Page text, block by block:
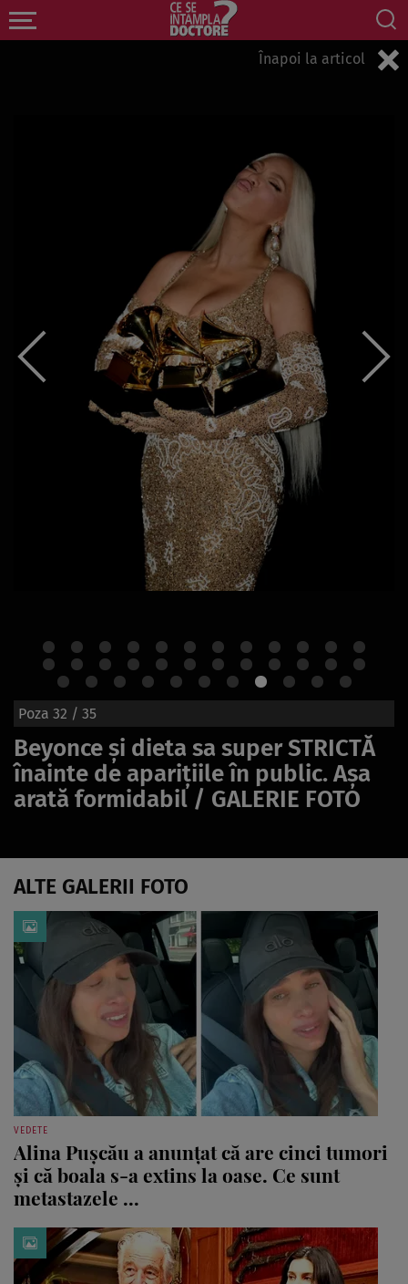
Înapoi la articol
Poza 32 / 35
Beyonce și dieta sa super STRICTĂ
înainte de aparițiile în public. Așa
arată formidabil / GALERIE FOTO
ALTE GALERII FOTO
VEDETE
Alina Pușcău a anunțat că are cinci tumori
și că boala s-a extins la oase. Ce sunt
metastazele ...